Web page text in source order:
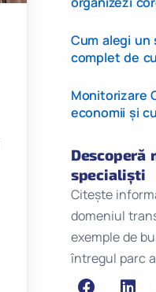
Cum alegi un
complet de
Monitorizare
economii și
Descoperă
specialiști
Citește
domeniul
exemple de
întregul parc